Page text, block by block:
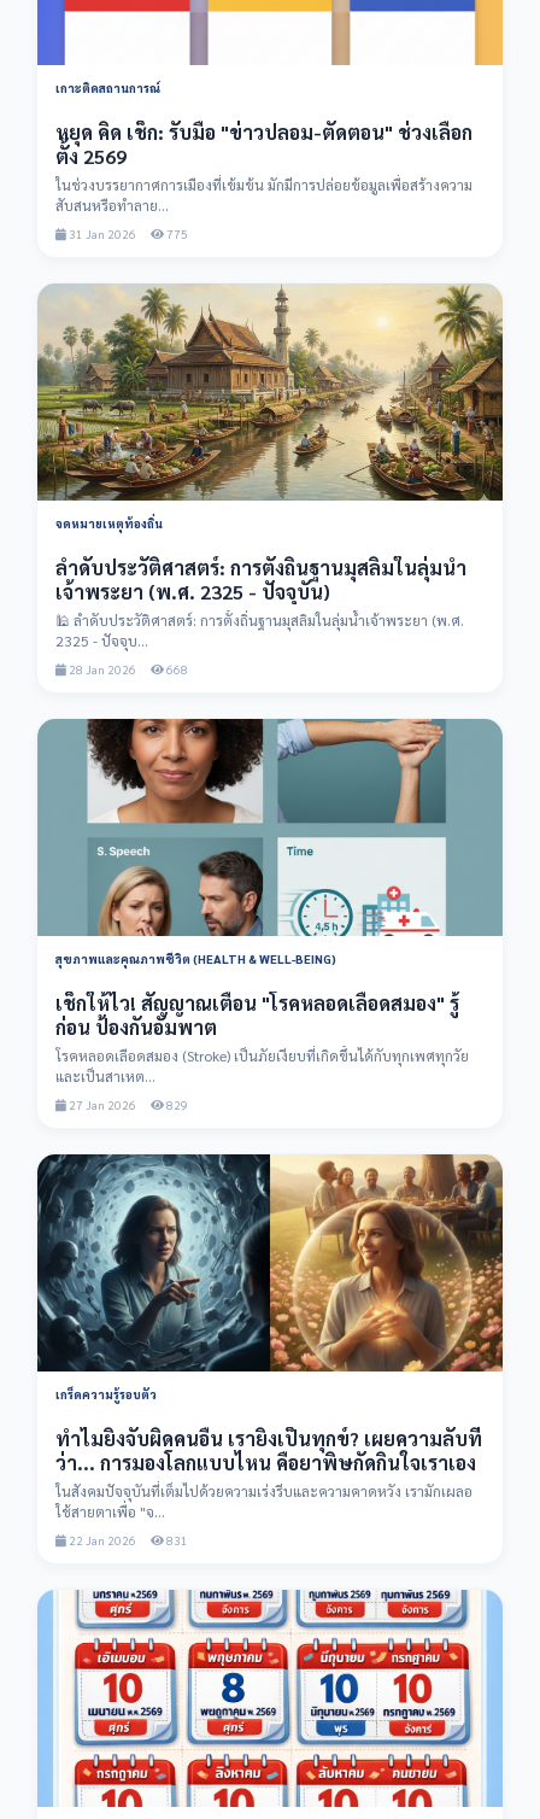
เกาะติดสถานการณ์
หยุด คิด เช็ก: รับมือ "ข่าวปลอม-ตัดตอน" ช่วงเลือก
ตั้ง 2569
ในช่วงบรรยากาศการเมืองที่เข้มข้น มักมีการปล่อยข้อมูลเพื่อสร้างความ
สับสนหรือทำลาย...
31 Jan 2026 775
จดหมายเหตุท้องถิ่น
ลำดับประวัติศาสตร์: การตั้งถิ่นฐานมุสลิมในลุ่มน้ำ
เจ้าพระยา (พ.ศ. 2325 - ปัจจุบัน)
🕌 ลำดับประวัติศาสตร์: การตั้งถิ่นฐานมุสลิมในลุ่มน้ำเจ้าพระยา (พ.ศ.
2325 - ปัจจุบ...
28 Jan 2026 668
สุขภาพและคุณภาพชีวิต (HEALTH & WELL-BEING)
เช็กให้ไว! สัญญาณเตือน "โรคหลอดเลือดสมอง" รู้
ก่อน ป้องกันอัมพาต
โรคหลอดเลือดสมอง (Stroke) เป็นภัยเงียบที่เกิดขึ้นได้กับทุกเพศทุกวัย
และเป็นสาเหต...
27 Jan 2026 829
เกร็ดความรู้รอบตัว
ทำไมยิ่งจับผิดคนอื่น เรายิ่งเป็นทุกข์? เผยความลับที่
ว่า... การมองโลกแบบไหน คือยาพิษกัดกินใจเราเอง
ในสังคมปัจจุบันที่เต็มไปด้วยความเร่งรีบและความคาดหวัง เรามักเผลอ
ใช้สายตาเพื่อ "จ...
22 Jan 2026 831